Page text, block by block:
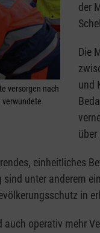
versorgen nach
der
Die
und
einheitliches
unter anderem
in
operativ mehr